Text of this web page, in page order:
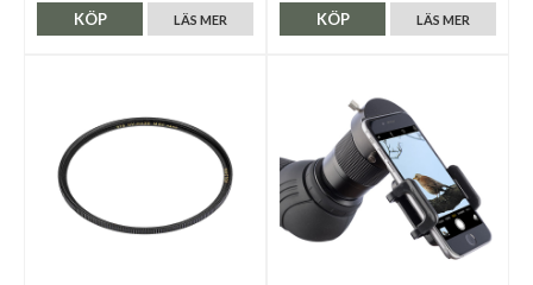
LÄS MER
KÖP LÄS MER
KÖP